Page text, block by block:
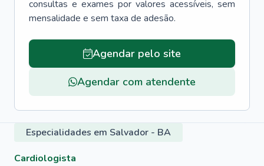
consultas e exames por valores acessíveis, sem
mensalidade e sem taxa de adesão.
Agendar pelo site
Agendar com atendente
Especialidades em Salvador - BA
Cardiologista